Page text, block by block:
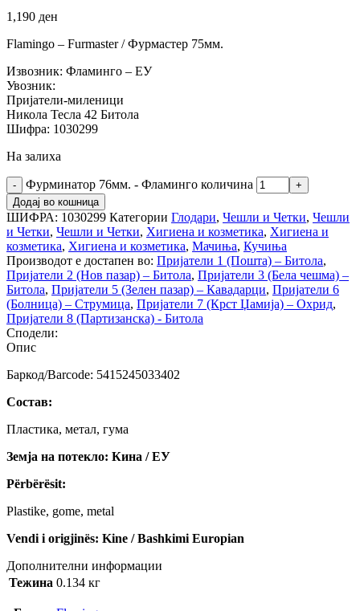
1,190 ден
Flamingo – Furmaster / Фурмастер 75мм.
Извозник: Фламинго – ЕУ
Увозник:
Пријатели-миленици
Никола Тесла 42 Битола
Шифра: 1030299
На залиха
Фурминатор 76мм. - Фламинго количина
Додај во кошница
ШИФРА: 1030299 Категории Глодари, Чешли и Четки, Чешли
и Четки, Чешли и Четки, Хигиена и козметика, Хигиена и
козметика, Хигиена и козметика, Мачиња, Кучиња
Производот е достапен во: Пријатели 1 (Пошта) – Битола,
Пријатели 2 (Нов пазар) – Битола, Пријатели 3 (Бела чешма) –
Битола, Пријатели 5 (Зелен пазар) – Кавадарци, Пријатели 6
(Болница) – Струмица, Пријатели 7 (Крст Џамија) – Охрид,
Пријатели 8 (Партизанска) - Битола
Сподели:
Опис
Баркод/Barcode: 5415245033402
Состав:
Пластика, метал, гума
Земја на потекло: Кина / ЕУ
Përbërësit:
Plastike, gome, metal
Vendi i origjinës: Kine / Bashkimi Europian
Дополнителни информации
Тежина 0.134 кг